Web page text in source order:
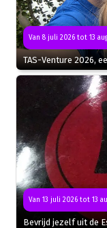
Van 8 juli 2026 tot 13
TAS-Venture 2026,
Van 13 juli 2026 tot 13
Bevrijd jezelf uit de